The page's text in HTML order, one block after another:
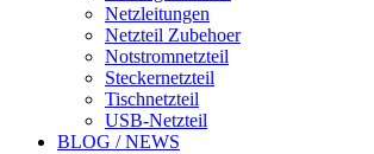
Netzleitungen
Netzteil Zubehoer
Notstromnetzteil
Steckernetzteil
Tischnetzteil
USB-Netzteil
BLOG / NEWS